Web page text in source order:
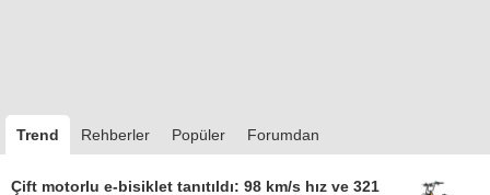
Trend Rehberler Popüler Forumdan
Çift motorlu e-bisiklet tanıtıldı: 98 km/s hız ve 321